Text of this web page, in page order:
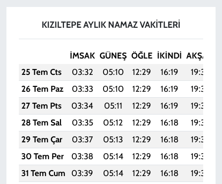
KIZILTEPE AYLIK NAMAZ VAKITLERI
İMSAK GÜNEŞ ÖĞLE İKINDI AKŞAM
25 Tem Cts
03:32 05:10 12:29 16:19 19:39
26 Tem Paz
03:33 05:10 12:29 16:19 19:38
27 Tem Pts
03:34 05:11 12:29 16:19 19:37
28 Tem Sal
03:35 05:12 12:29 16:18 19:37
29 Tem Çar
03:37 05:13 12:29 16:18 19:36
30 Tem Per
03:38 05:14 12:29 16:18 19:35
31 Tem Cum
03:39 05:14 12:29 16:18 19:34